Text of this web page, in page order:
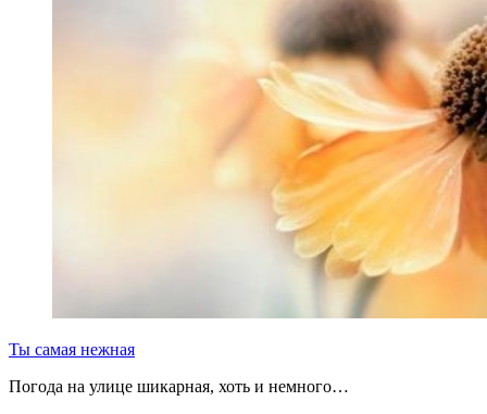
Ты самая нежная
Погода на улице шикарная, хоть и немного…